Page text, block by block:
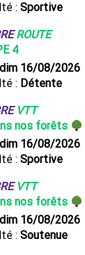
: Sportive
ROUTE
4
dim 16/08/2026
: Détente
VTT
nos forêts
dim 16/08/2026
: Sportive
VTT
nos forêts
dim 16/08/2026
: Soutenue